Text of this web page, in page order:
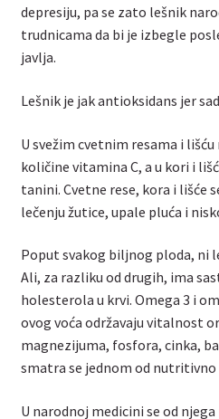
depresiju, pa se zato lešnik
trudnicama da bi je izbegle
javlja.
Lešnik je jak antioksidans jer
U svežim cvetnim resama i
količine vitamina C, a u kori i
tanini. Cvetne rese, kora i lišće
lečenju žutice, upale pluća i
Poput svakog biljnog ploda, ni
Ali, za razliku od drugih, ima
holesterola u krvi. Omega 3 i
ovog voća održavaju vitalnost
magnezijuma, fosfora, cinka,
smatra se jednom od
U narodnoj medicini se od